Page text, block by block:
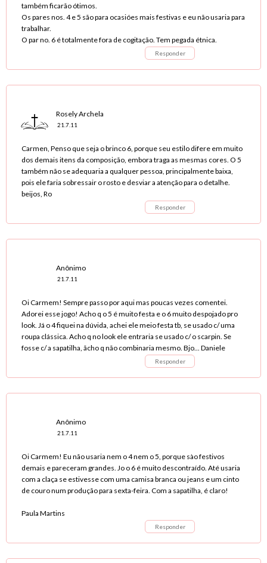
também ficarão ótimos.
Os pares nos. 4 e 5 são para ocasióes mais festivas e eu não usaria para
trabalhar.
O par no. 6 é totalmente fora de cogitação. Tem pegada étnica.
Responder
Rosely Archela
21.7.11
Carmen, Penso que seja o brinco 6, porque seu estilo difere em muito
dos demais itens da composição, embora traga as mesmas cores. O 5
também não se adequaria a qualquer pessoa, principalmente baixa,
pois ele faria sobressair o rosto e desviar a atenção para o detalhe.
beijos, Ro
Responder
Anônimo
21.7.11
Oi Carmem! Sempre passo por aqui mas poucas vezes comentei.
Adorei esse jogo! Acho q o 5 é muito festa e o 6 muito despojado pro
look. Já o 4 fiquei na dúvida, achei ele meio festa tb, se usado c/ uma
roupa clássica. Acho q no look ele entraria se usado c/ o scarpin. Se
fosse c/ a sapatilha, ãcho q não combinaria mesmo. Bjo... Daniele
Responder
Anônimo
21.7.11
Oi Carmem! Eu não usaria nem o 4 nem o 5, porque sào festivos
demais e pareceram grandes. Jo o 6 é muito descontraído. Até usaria
com a claça se estivesse com uma camisa branca ou jeans e um cinto
de couro num produção para sexta-feira. Com a sapatilha, é claro!
Paula Martins
Responder